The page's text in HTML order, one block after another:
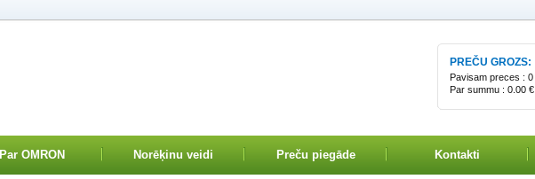
PREČU GROZS:
Pavisam preces : 0
Par summu : 0.00 €
Par OMRON Norēķinu veidi Preču piegāde Kontakti